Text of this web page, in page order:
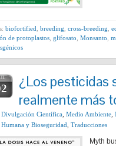
biofortified breeding cross-breeding
de protoplastos glifosato Monsanto
¿Los pesticidas
realmente más
Divulgación Científica Medio Ambiente
Humana y Bioseguridad Traducciones
Myth